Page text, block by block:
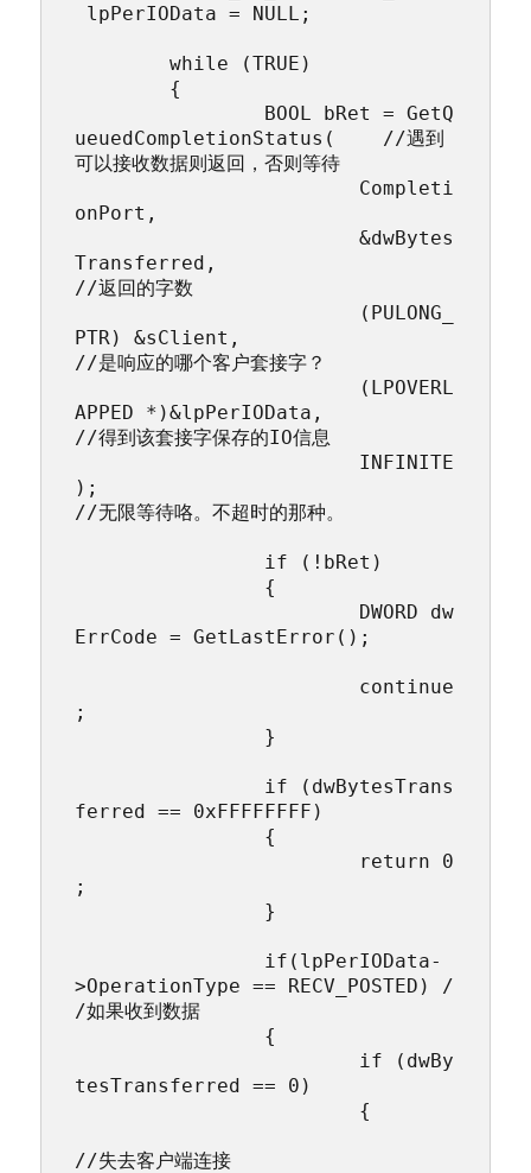
lpPerIOData = NULL;
	while (TRUE)
ueuedCompletionStatus(    //遇到
可以接收数据则返回，否则等待
onPort,
			&dwBytes
Transferred,
//返回的字数
PTR) &sClient,
//是响应的哪个客户套接字？
APPED *)&lpPerIOData,
//得到该套接字保存的IO信息
);
//无限等待咯。不超时的那种。
ErrCode = GetLastError();
;
ferred == 0xFFFFFFFF)
;
>OperationType == RECV_POSTED) /
/如果收到数据
tesTransferred == 0)
//失去客户端连接